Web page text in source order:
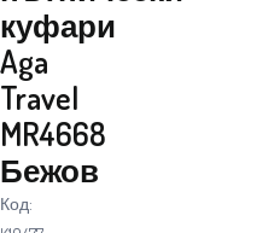
куфари
Aga
Travel
MR4668
Бежов
Код: